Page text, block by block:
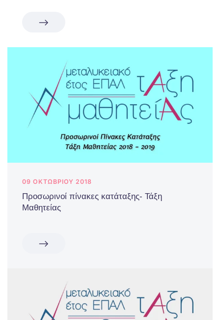
09 ΟΚΤΩΒΡΊΟΥ 2018
Προσωρινοί πίνακες κατάταξης- Τάξη
Μαθητείας